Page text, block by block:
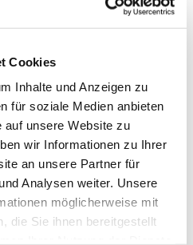
Cookies
Inhalte und Anzeigen zu
für soziale Medien anbieten
auf unsere Website zu
wir Informationen zu Ihrer
an unsere Partner für
Analysen weiter. Unsere
möglicherweise mit
die Sie ihnen bereitgestellt
Sie auch